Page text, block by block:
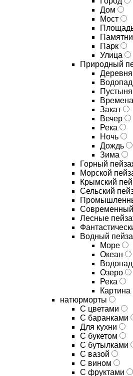
Дом
Мост
Парк
Улица
Природный
Деревня
Пустыня
Закат
Вечер
Река
Ночь
Дождь
Зима
Горный
Морской
Крымский
Сельский
Лесные
Водный
Море
Океан
Водопад
Озеро
Река
Картина
натюрморты
С цветами
С баранками
Для кухни
C букетом
C бутылками
C вазой
C вином
C фруктами